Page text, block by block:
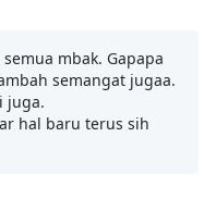
mbak. Gapapa
semangat jugaa.
juga.
hal baru terus sih